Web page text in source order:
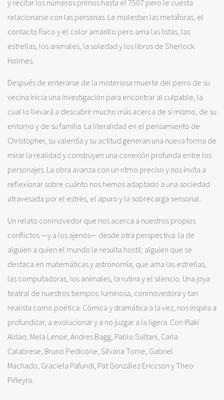
y recitar los números primos hasta el 7507 pero le cuesta
relacionarse con las personas. Le molestan las metáforas, el
contacto físico y el color amarillo pero ama las listas, las
estrellas, los animales, la soledad y los libros de Sherlock
Holmes.
Después de enterarse de la misteriosa muerte del perro de su
vecina inicia una investigación para encontrar al culpable, la
cual lo llevará a descubrir mucho más acerca de sí mismo, de su
entorno y de su familia. La literalidad en el pensamiento de
Christopher, su valentía y su actitud generan una nueva forma de
mirar la realidad y construyen una conexión profunda entre los
personajes. La obra avanza con un ritmo preciso y nos invita a
reflexionar sobre cuánto nos hemos adaptado a una sociedad
atravesada por el estrés, el apuro y la sobrecarga sensorial.
Un relato conmovedor que nos acerca a nuestros propios
conflictos —y a los ajenos— desde otra perspectiva: la de
alguien a quien el mundo le resulta hostil; alguien que se
destaca en matemáticas y astronomía; que ama las estrellas,
las computadoras, los animales, la rutina y el silencio. Una joya
teatral de nuestros tiempos: luminosa, conmovedora y tan
realista como poética. Cómica y dramática a la vez, nos inspira a
profundizar, a evolucionar y a no juzgar a la ligera. Con Iñaki
Aldao, Mela Lenoir, Andres Bagg, Pablo Sultani, Carla
Calabrese, Bruno Pedicone, Silvana Tome, Gabriel
Machado, Graciela Pafundi, Pat González Ericcson y Theo
Piñeyro.